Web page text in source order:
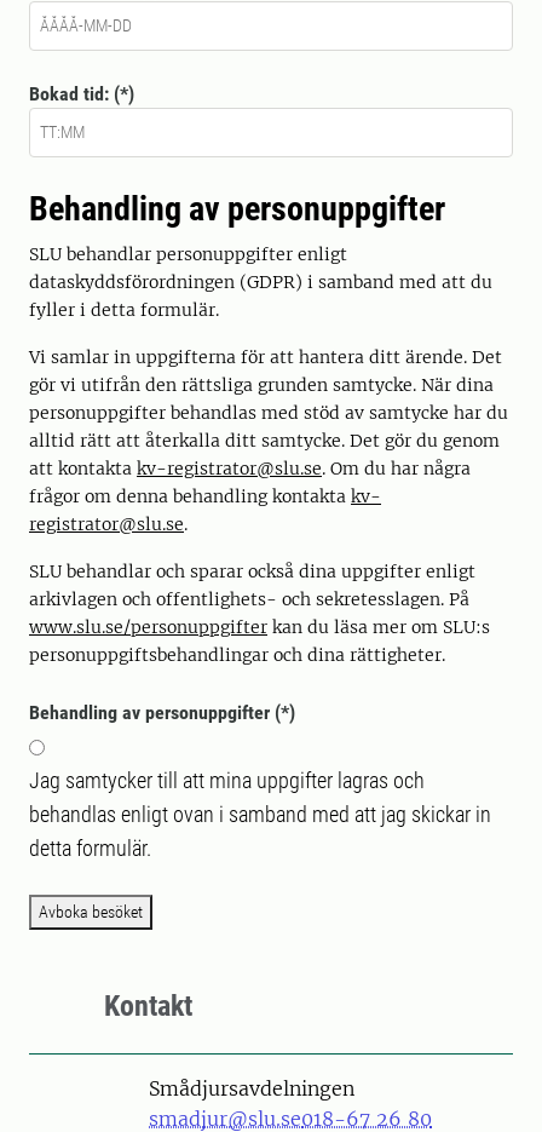
Bokad tid:
Behandling av personuppgifter
SLU behandlar personuppgifter enligt
dataskyddsförordningen (GDPR) i samband med att du
fyller i detta formulär.
Vi samlar in uppgifterna för att hantera ditt ärende. Det
gör vi utifrån den rättsliga grunden samtycke. När dina
personuppgifter behandlas med stöd av samtycke har du
alltid rätt att återkalla ditt samtycke. Det gör du genom
att kontakta kv-registrator@slu.se. Om du har några
frågor om denna behandling kontakta kv-
registrator@slu.se.
SLU behandlar och sparar också dina uppgifter enligt
arkivlagen och offentlighets- och sekretesslagen. På
www.slu.se/personuppgifter kan du läsa mer om SLU:s
personuppgiftsbehandlingar och dina rättigheter.
Behandling av personuppgifter
Jag samtycker till att mina uppgifter lagras och
behandlas enligt ovan i samband med att jag skickar in
detta formulär.
Avboka besöket
Kontakt
Smådjursavdelningen
smadjur@slu.se018-67 26 80